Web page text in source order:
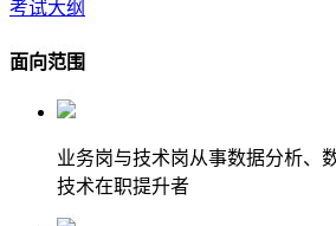
考试大纲
面向范围
业务岗与技术岗从事数据分析、
技术在职提升者